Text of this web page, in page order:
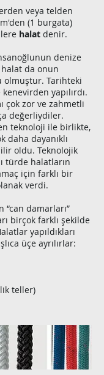
veya telden
(1 burgata)
halat denir.
denize
halat da onun
olmuştur. Tarihteki
yapılırdı.
çok zor ve zahmetli
değerliydiler.
teknoloji ile birlikte,
daha dayanıklı
oldu. Teknolojik
türde halatların
için farklı bir
verdi.
damarları”
birçok farklı şekilde
yapıldıkları
üçe ayrılırlar:
teller)